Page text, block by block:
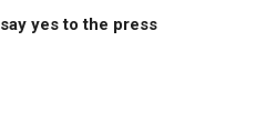
say yes to the press